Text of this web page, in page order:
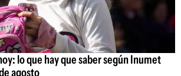
lo que hay que saber según Inumet
agosto